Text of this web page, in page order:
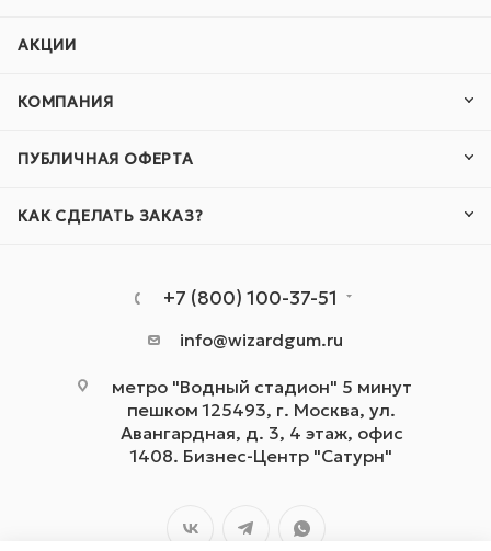
АКЦИИ
КОМПАНИЯ
ПУБЛИЧНАЯ ОФЕРТА
КАК СДЕЛАТЬ ЗАКАЗ?
+7 (800) 100-37-51
info@wizardgum.ru
метро "Водный стадион" 5 минут
пешком 125493, г. Москва, ул.
Авангардная, д. 3, 4 этаж, офис
1408. Бизнес-Центр "Сатурн"